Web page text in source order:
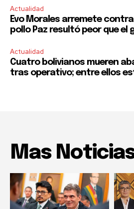
Actualidad
Evo Morales arremete contra
pollo Paz resultó peor que el
Actualidad
Cuatro bolivianos mueren
tras operativo; entre ellos
Mas